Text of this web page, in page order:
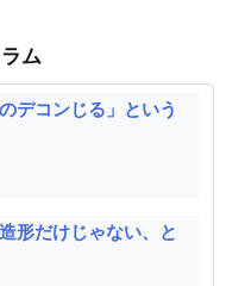
ム
デコンじる」という
形だけじゃない、と